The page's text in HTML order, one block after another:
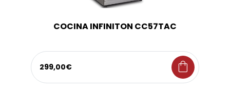
COCINA INFINITON CC57TAC
299,00€ shopping_bag